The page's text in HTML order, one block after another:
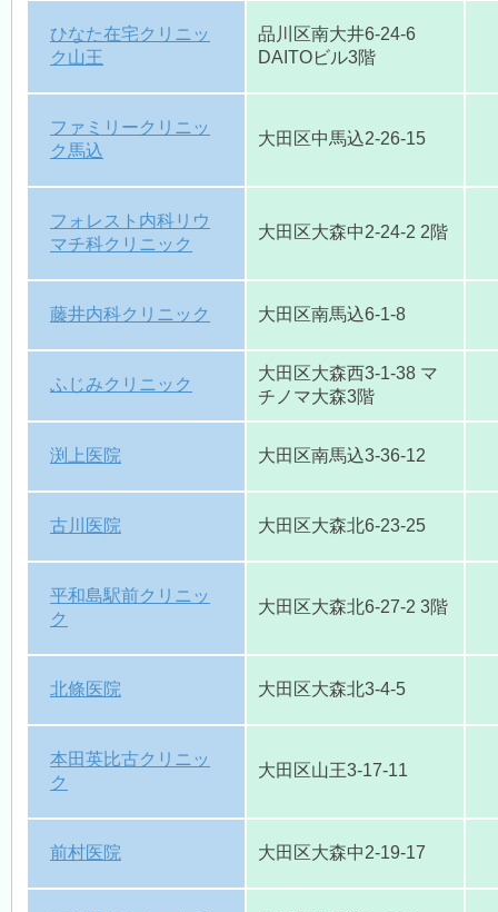
ひなた在宅クリニッ
ク山王
品川区南大井6-24-6
DAITOビル3階
ファミリークリニッ
ク馬込
大田区中馬込2-26-15
フォレスト内科リウ
マチ科クリニック
大田区大森中2-24-2 2階
藤井内科クリニック 大田区南馬込6-1-8
ふじみクリニック
大田区大森西3-1-38 マ
チノマ大森3階
渕上医院 大田区南馬込3-36-12
古川医院 大田区大森北6-23-25
平和島駅前クリニッ
ク
大田区大森北6-27-2 3階
北條医院 大田区大森北3-4-5
本田英比古クリニッ
ク
大田区山王3-17-11
前村医院 大田区大森中2-19-17